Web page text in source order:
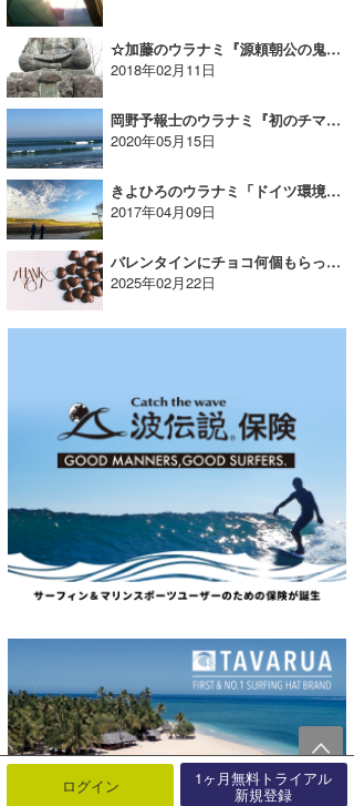
☆加藤のウラナミ『源頼朝公の鬼門は辻堂!?』
2018年02月11日
岡野予報士のウラナミ『初のチマジャ②』
2020年05月15日
きよひろのウラナミ「ドイツ環境学び旅⑤」ちりも積もれば山となる！？
2017年04月09日
バレンタインにチョコ何個もらった？|YUKI☆のウラナミ
2025年02月22日
ログイン 1ヶ月無料トライアル
新規登録